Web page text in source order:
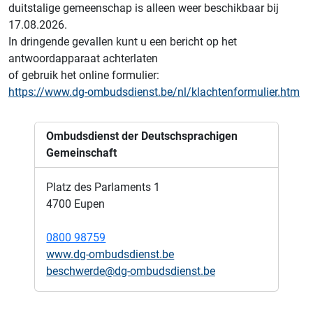
duitstalige gemeenschap is alleen weer beschikbaar bij
17.08.2026.
In dringende gevallen kunt u een bericht op het
antwoordapparaat achterlaten
of gebruik het online formulier:
https://www.dg-ombudsdienst.be/nl/klachtenformulier.htm
Ombudsdienst der Deutschsprachigen
Gemeinschaft
Platz des Parlaments 1
4700 Eupen
0800 98759
www.dg-ombudsdienst.be
beschwerde@dg-ombudsdienst.be